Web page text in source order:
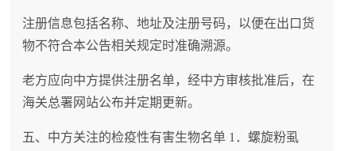
注册信息包括名称、地址及注册号码，以便在出口货
物不符合本公告相关规定时准确溯源。
老方应向中方提供注册名单，经中方审核批准后，在
海关总署网站公布并定期更新。
五、中方关注的检疫性有害生物名单 1．螺旋粉虱